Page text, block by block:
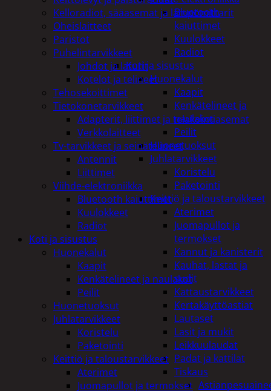
Bluetooth
kaiuttimet
Kuulokkeet
Radiot
Koti ja sisustus
Huonekalut
Kaapit
Kenkätelineet ja
naulakot
Peilit
Huonetuoksut
Juhlatarvikkeet
Koristelu
Paketointi
Keittiö ja taloustarvikkeet
Aterimet
Juomapullot ja
termokset
Kannut ja kanisterit
Kauhat, lastat ja
sudit
Kattaustarvikkeet
Kertakäyttöastiat
Lautaset
Lasit ja mukit
Leikkuulaudat
Padat ja kattilat
Tiskaus
Kelloradiot, sääasemat ja lämpömittarit
Oheislaitteet
Paristot
Puhelintarvikkeet
Johdot ja laturit
Kotelot ja telineet
Tehosekoittimet
Tietokonetarvikkeet
Adapterit, liittimet ja telakointiasemat
Verkkolaitteet
Tv-tarvikkeet ja seinätelineet
Antennit
Liittimet
Viihde-elektroniikka
Bluetooth kaiuttimet
Kuulokkeet
Radiot
Koti ja sisustus
Huonekalut
Kaapit
Kenkätelineet ja naulakot
Peilit
Huonetuoksut
Juhlatarvikkeet
Koristelu
Paketointi
Keittiö ja taloustarvikkeet
Aterimet
Juomapullot ja termokset